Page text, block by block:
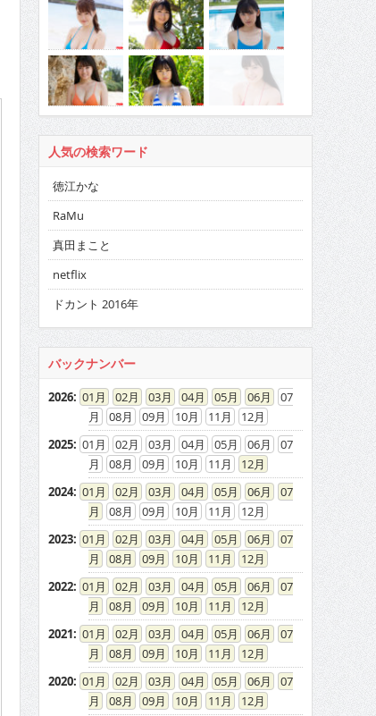
人気の検索ワード
徳江かな
RaMu
真田まこと
netflix
ドカント 2016年
バックナンバー
2026: 01 02 03 04 05 06
07
08
09 10 11
12
2025: 01 02 03 04 05 06
07
08
09 10 11
12
2024: 01 02 03 04 05 06
07
08
09 10 11
12
2023: 01 02 03 04 05 06
07
08
09 10 11
12
2022: 01 02 03 04 05 06
07
08
09 10 11
12
2021: 01 02 03 04 05 06
07
08
09 10 11
12
2020: 01 02 03 04 05 06
07
08
09 10 11
12